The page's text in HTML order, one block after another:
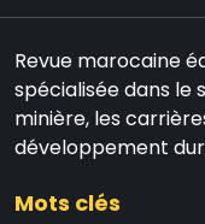
Revue marocaine
spécialisée dans le
minière, les
développement
Mots clés